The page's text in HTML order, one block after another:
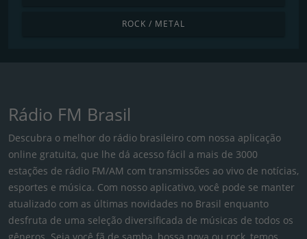
ROCK / METAL
Rádio FM Brasil
Descubra o melhor do rádio brasileiro com nossa aplicação
online gratuita, que lhe dá acesso fácil a mais de 3000
estações de rádio FM/AM com transmissões ao vivo de notícias,
esportes e música. Com nosso aplicativo, você pode se manter
atualizado com as últimas novidades no Brasil enquanto
desfruta de uma seleção diversificada de músicas de todos os
gêneros. Seja você fã de samba, bossa nova ou rock, temos